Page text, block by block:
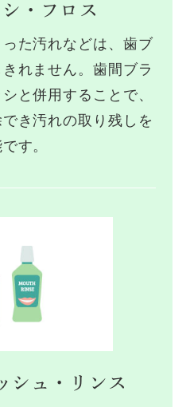
・フロス
た汚れなどは、歯ブ
れません。歯間ブラ
と併用することで、
き汚れの取り残しを
す。
シュ・ リンス